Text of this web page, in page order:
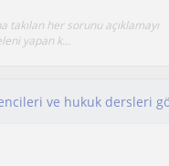
her sorunu açıklamayı
yapan k...